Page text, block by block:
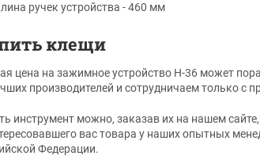
ручек устройства - 460 мм
клещи
цена на зажимное устройство Н-36 может
производителей и сотрудничаем только с
инструмент можно, заказав их на нашем
вас товара у наших опытных
Федерации.